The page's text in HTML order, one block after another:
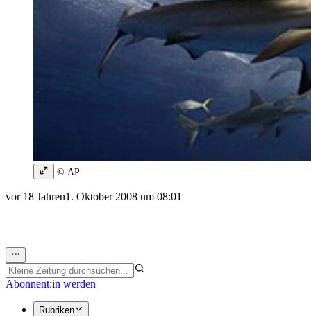
© AP
vor 18 Jahren1. Oktober 2008 um 08:01
Abonnent:in werden
Rubriken